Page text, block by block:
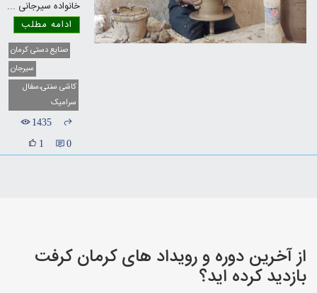
خانواده سیرجانی...
ادامه مطلب
صنایع دستی کرمان
سیرجان
کاشی سنتی،سفال
سرامیک
1435
از آخرین دوره و رویداد های کرمان کرفت
بازدید کرده اید؟